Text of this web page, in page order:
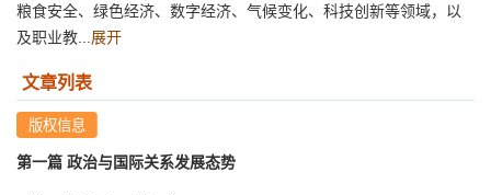
粮食安全、绿色经济、数字经济、气候变化、科技创新等领域，以
及职业教... 展开
文章列表
第一篇 政治与国际关系发展态势